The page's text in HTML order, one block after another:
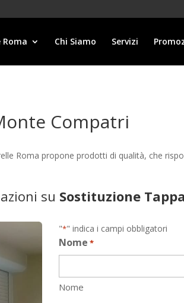
Chi Siamo Servizi
Compatri
Roma propone prodotti di qualità, che
su Sostituzione
"*" indica i campi obbligatori
Nome *
Nome